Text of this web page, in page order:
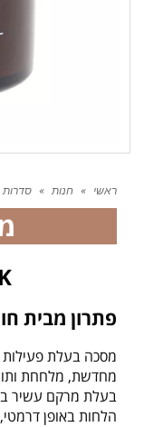
ראשי » חנות » סדרות
פתרון מבית
מסכה בעלת
מחדשת, מלחחת
בעלת מרקם עשיר
הלחות באופן